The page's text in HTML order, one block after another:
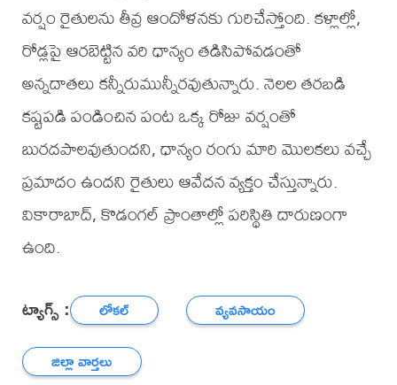
వర్షం రైతులను తీవ్ర ఆందోళనకు గురిచేస్తోంది. కళ్లాల్లో,
రోడ్లపై ఆరబెట్టిన వరి ధాన్యం తడిసిపోవడంతో
అన్నదాతలు కన్నీరుమున్నీరవుతున్నారు. నెలల తరబడి
కష్టపడి పండించిన పంట ఒక్క రోజు వర్షంతో
బురదపాలవుతుందని, ధాన్యం రంగు మారి మొలకలు వచ్చే
ప్రమాదం ఉందని రైతులు ఆవేదన వ్యక్తం చేస్తున్నారు.
వికారాబాద్, కొడంగల్ ప్రాంతాల్లో పరిస్థితి దారుణంగా
ఉంది.
ట్యాగ్స్ : లోకల్
వ్యవసాయం
జిల్లా వార్తలు